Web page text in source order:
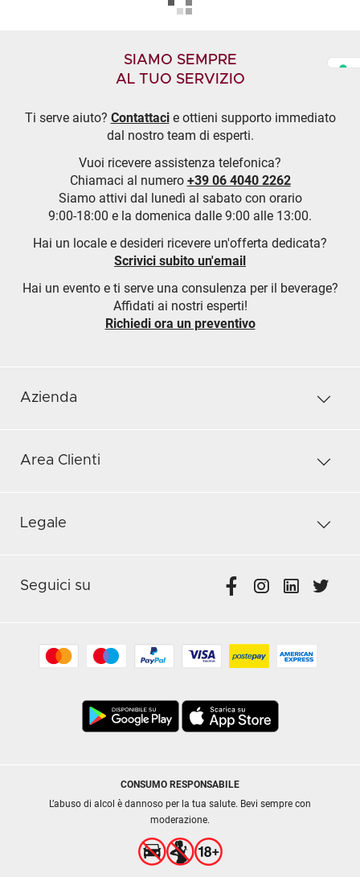
SIAMO SEMPRE
AL TUO SERVIZIO
Ti serve aiuto? Contattacie ottieni supporto immediato
dal nostro team di esperti.
Vuoi ricevere assistenza telefonica?
Chiamaci al numero +39 06 4040 2262
Siamo attivi dal lunedì al sabato con orario
9:00-18:00 e la domenica dalle 9:00 alle 13:00.
Hai un locale e desideri ricevere un'offerta dedicata?
Scrivici subito un'email
Hai un evento e ti serve una consulenza per il beverage?
Affidati ai nostri esperti!
Richiedi ora un preventivo
Azienda
Area Clienti
Legale
Seguici su
CONSUMO RESPONSABILE
L’abuso di alcol è dannoso per la tua salute. Bevi sempre con
moderazione.